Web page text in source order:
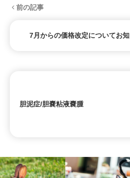
前の記事
7月からの価格改定についてお
胆泥症/胆嚢粘液嚢腫